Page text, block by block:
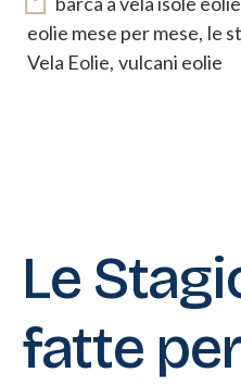
eolie mese per mese, le
Vela Eolie, vulcani eolie
Le
fatte